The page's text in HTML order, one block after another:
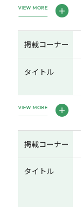
VIEW MORE
掲載コーナー
タイトル
VIEW MORE
掲載コーナー
タイトル